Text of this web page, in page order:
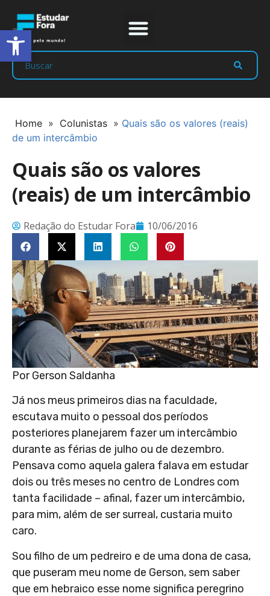
Home » Colunistas » Quais são os valores (reais)
de um intercâmbio
Quais são os valores
(reais) de um intercâmbio
Redação do Estudar Fora 10/06/2016
Por Gerson Saldanha
Já nos meus primeiros dias na faculdade,
escutava muito o pessoal dos períodos
posteriores planejarem fazer um intercâmbio
durante as férias de julho ou de dezembro.
Pensava como aquela galera falava em estudar
dois ou três meses no centro de Londres com
tanta facilidade – afinal, fazer um intercâmbio,
para mim, além de ser surreal, custaria muito
caro.
Sou filho de um pedreiro e de uma dona de casa,
que puseram meu nome de Gerson, sem saber
que em hebraico esse nome significa peregrino
Abrir a barra de ferramentas